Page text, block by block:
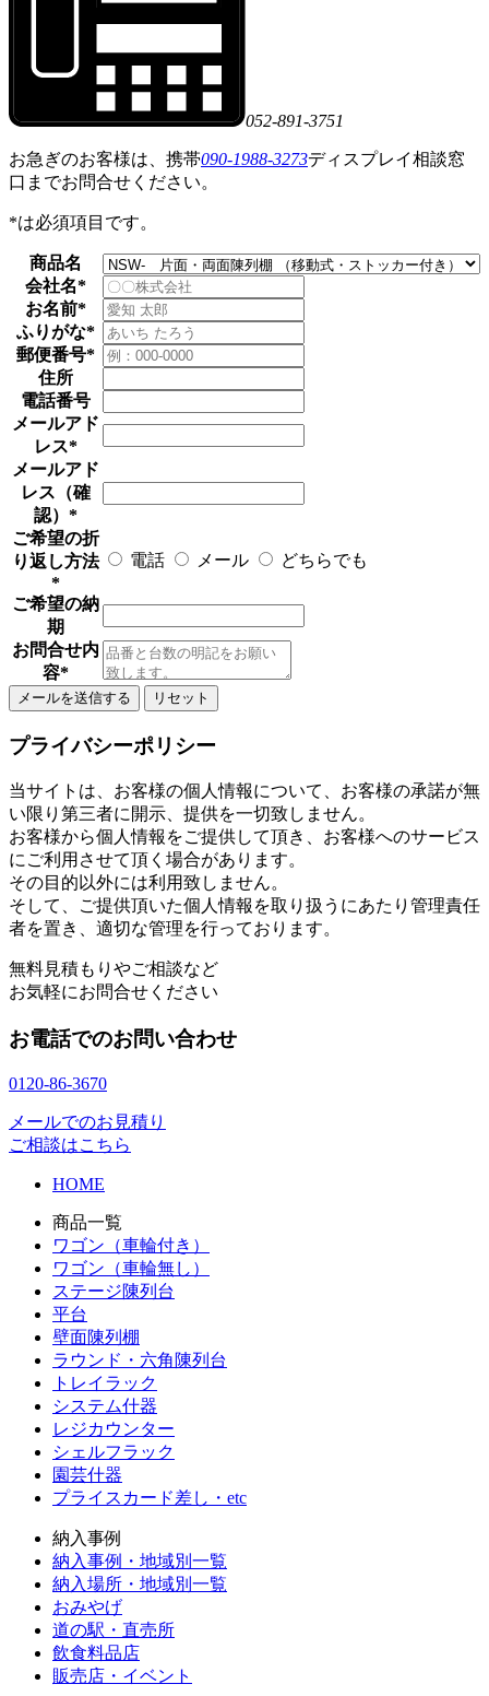
052-891-3751
お急ぎのお客様は、携帯090-1988-3273ディスプレイ相談窓
口までお問合せください。
*は必須項目です。
商品名
会社名*
お名前*
ふりがな*
郵便番号*
住所
電話番号
メールアド
レス*
メールアド
レス（確
認） *
ご希望の折
り返し方法
*
電話 メール どちらでも
ご希望の納
期
お問合せ内
容*
プライバシーポリシー
当サイトは、お客様の個人情報について、お客様の承諾が無
い限り第三者に開示、提供を一切致しません。
お客様から個人情報をご提供して頂き、お客様へのサービス
にご利用させて頂く場合があります。
その目的以外には利用致しません。
そして、ご提供頂いた個人情報を取り扱うにあたり管理責任
者を置き、適切な管理を行っております。
無料見積もりやご相談など
お気軽にお問合せください
お電話でのお問い合わせ
0120-86-3670
メールでのお見積り
ご相談はこちら
HOME
商品一覧
ワゴン（車輪付き）
ワゴン（車輪無し）
ステージ陳列台
平台
壁面陳列棚
ラウンド・六角陳列台
トレイラック
システム什器
レジカウンター
シェルフラック
園芸什器
プライスカード差し・etc
納入事例
納入事例・地域別一覧
納入場所・地域別一覧
おみやげ
道の駅・直売所
飲食料品店
販売店・イベント